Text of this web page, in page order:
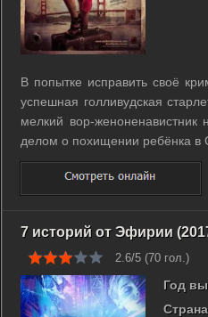
В попытке исправить своё
успешная голливудская
мелкий вор-женоненавистник
делом о похищении ребёнка в
7 историй от Эфирии
2.6/5 (70 гол.)
Год